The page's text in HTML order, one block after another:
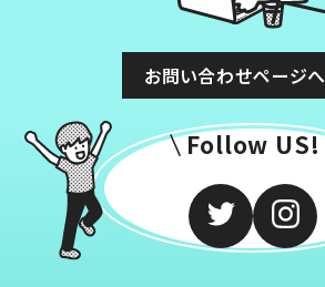
お問い合わせページへ
Follow US!